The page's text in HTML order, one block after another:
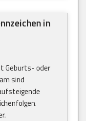
in
Geburts- oder
sind